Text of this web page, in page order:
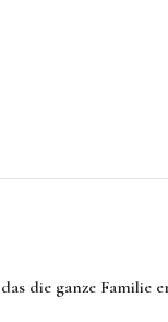
die ganze Familie